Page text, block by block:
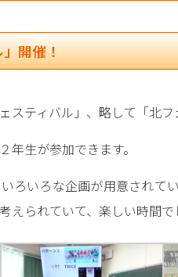
開催！
スティバル」、略して「北フ
年生が参加できます。
ろいろな企画が用意されて
えられていて、楽しい時間で